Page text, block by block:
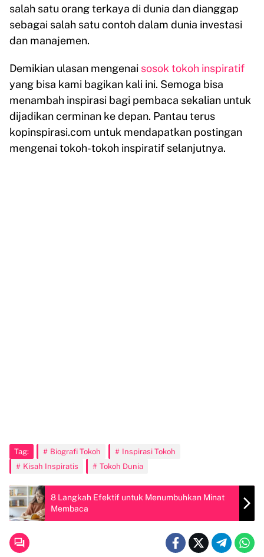
salah satu orang terkaya di dunia dan dianggap
sebagai salah satu contoh dalam dunia investasi
dan manajemen.
Demikian ulasan mengenai sosok tokoh inspiratif
yang bisa kami bagikan kali ini. Semoga bisa
menambah inspirasi bagi pembaca sekalian untuk
dijadikan cerminan ke depan. Pantau terus
kopinspirasi.com untuk mendapatkan postingan
mengenai tokoh-tokoh inspiratif selanjutnya.
Tag: Biografi Tokoh
Inspirasi Tokoh
Kisah Inspiratis
Tokoh Dunia
8 Langkah Efektif untuk Menumbuhkan Minat
Membaca